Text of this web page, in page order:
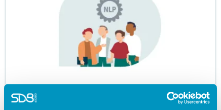
Groepstraject NLP voor Hulpverleners &
Coaches